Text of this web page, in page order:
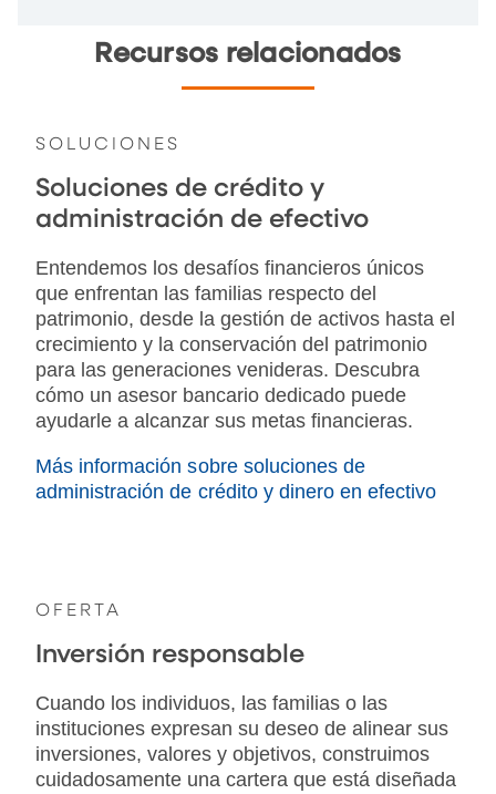
Recursos relacionados
SOLUCIONES
Soluciones de crédito y
administración de efectivo
Entendemos los desafíos financieros únicos
que enfrentan las familias respecto del
patrimonio, desde la gestión de activos hasta el
crecimiento y la conservación del patrimonio
para las generaciones venideras. Descubra
cómo un asesor bancario dedicado puede
ayudarle a alcanzar sus metas financieras.
Más información sobre soluciones de
administración de crédito y dinero en efectivo
OFERTA
Inversión responsable
Cuando los individuos, las familias o las
instituciones expresan su deseo de alinear sus
inversiones, valores y objetivos, construimos
cuidadosamente una cartera que está diseñada